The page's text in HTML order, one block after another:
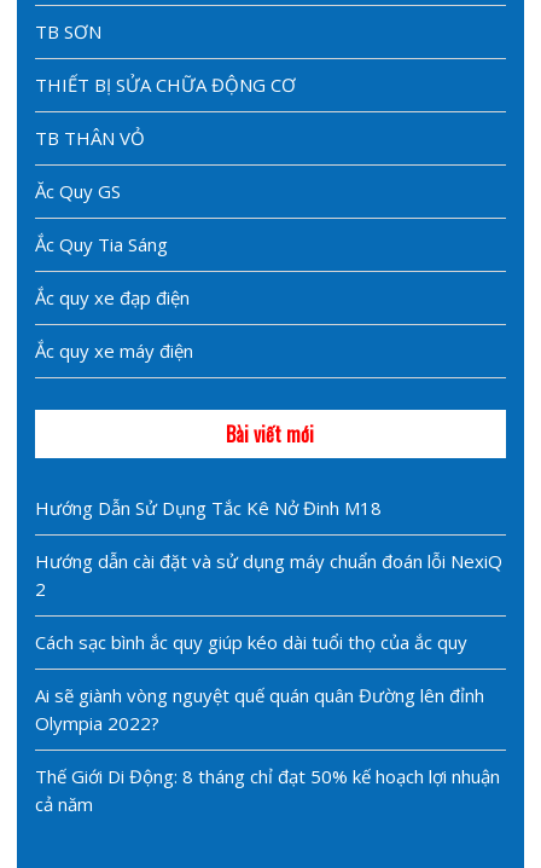
TB SƠN
THIẾT BỊ SỬA CHỮA ĐỘNG CƠ
TB THÂN VỎ
Ăc Quy GS
Ắc Quy Tia Sáng
Ắc quy xe đạp điện
Ắc quy xe máy điện
Bài viết mới
Hướng Dẫn Sử Dụng Tắc Kê Nở Đinh M18
Hướng dẫn cài đặt và sử dụng máy chuẩn đoán lỗi NexiQ
2
Cách sạc bình ắc quy giúp kéo dài tuổi thọ của ắc quy
Ai sẽ giành vòng nguyệt quế quán quân Đường lên đỉnh
Olympia 2022?
Thế Giới Di Động: 8 tháng chỉ đạt 50% kế hoạch lợi nhuận
cả năm